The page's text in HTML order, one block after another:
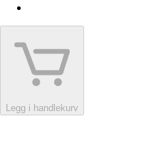
Legg i handlekurv